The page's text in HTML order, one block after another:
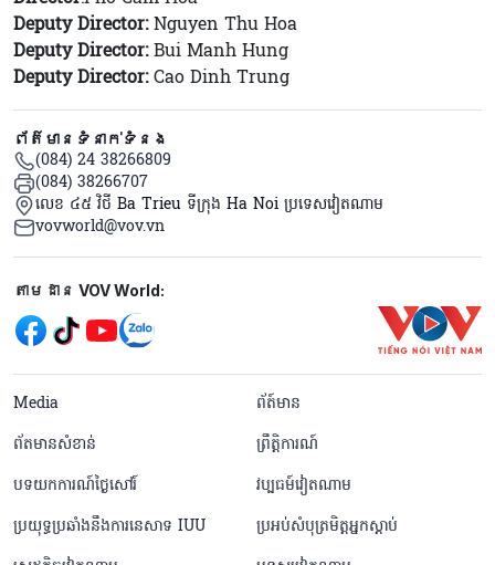
Deputy Director:Nguyen Thu Hoa
Deputy Director:Bui Manh Hung
Deputy Director:Cao Dinh Trung
ព័ត៌មានទំនាក់ទំនង
(084) 24 38266809
(084) 38266707
លេខ ៤៥ វិថី Ba Trieu ទីក្រុង Ha Noi ប្រទេសវៀតណាម
vovworld@vov.vn
Mạng xã hội
តាមដាន VOV World:
menu footer tiếng Khmer
Media
ព័ត៍មាន
ព័តមានសំខាន់
ព្រឹត្តិការណ៍
បទយកការណ៍ថ្ងៃសៅរ៍
វប្បធម៍វៀតណាម
ប្រយុទ្ធប្រឆាំងនឹងការនេសាទ IUU
ប្រអប់សំបុត្រមិត្តអ្នកស្តាប់